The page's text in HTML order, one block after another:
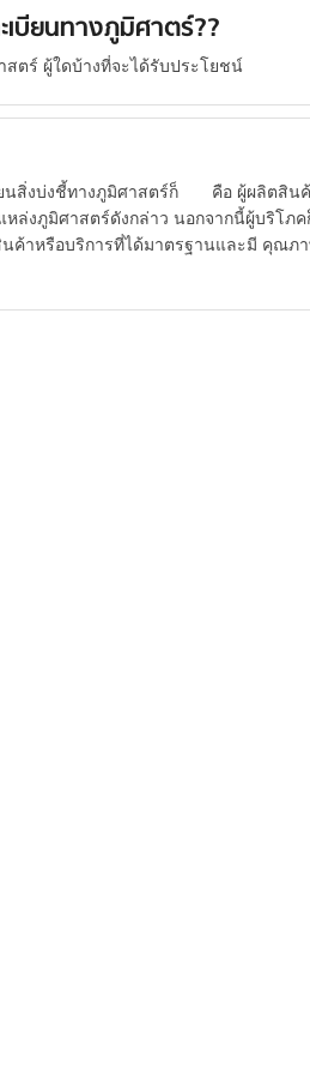
เบียนทางภูมิศาตร์??
ตร์ ผู้ใดบ้างที่จะได้รับประโยชน์
สิ่งบ่งชี้ทางภูมิศาสตร์ก็ คือ ผู้ผลิตสิน
ล่งภูมิศาสตร์ดังกล่าว นอกจากนี้ผู้บริโภค
ค้าหรือบริการที่ได้มาตรฐานและมี คุณภ